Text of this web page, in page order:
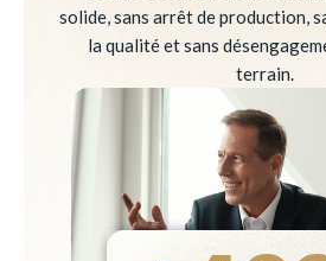
solide, sans arrêt de production,
la qualité et sans
terrain.